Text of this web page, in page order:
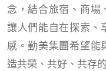
念，結合旅宿、商場
讓人們能自在探索、
感。勤美集團希望能
造共榮、共好、共存